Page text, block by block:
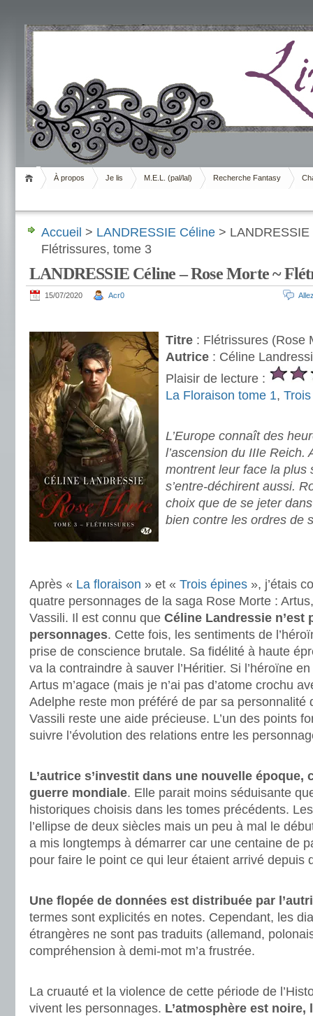
Livrement
À propos Je lis M.E.L. (pal/lal) Recherche Fantasy
Accueil > LANDRESSIE Céline >
Flétrissures, tome 3
LANDRESSIE Céline – Rose Morte ~
15/07/2020 Acr0
Titre : Flétrissures (Rose
Autrice : Céline
Plaisir de lecture :
La Floraison tome 1,
L’Europe connaît des
l’ascension du IIIe Reich.
montrent leur face la plus
s’entre-déchirent aussi.
choix que de se jeter
bien contre les ordres de
Après « La floraison » et « Trois épines », j’étais
quatre personnages de la saga Rose Morte :
Vassili. Il est connu que Céline Landressie n’est
personnages. Cette fois, les sentiments de
prise de conscience brutale. Sa fidélité à haute
va la contraindre à sauver l’Héritier. Si l’héroïne
Artus m’agace (mais je n’ai pas d’atome crochu
Adelphe reste mon préféré de par sa personnalité
Vassili reste une aide précieuse. L’un des points
suivre l’évolution des relations entre les
L’autrice s’investit dans une nouvelle époque,
guerre mondiale. Elle parait moins séduisante
historiques choisis dans les tomes précédents.
l’ellipse de deux siècles mais un peu à mal le
a mis longtemps à démarrer car une centaine de
pour faire le point ce qui leur étaient arrivé depuis
Une flopée de données est distribuée par
termes sont explicités en notes. Cependant, les
étrangères ne sont pas traduits (allemand,
compréhension à demi-mot m’a frustrée.
La cruauté et la violence de cette période de
vivent les personnages. L’atmosphère est